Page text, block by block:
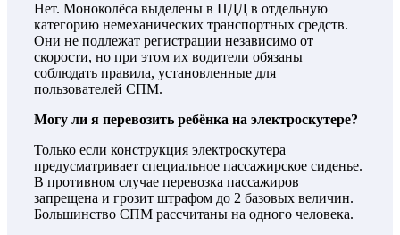
Нет. Моноколёса выделены в ПДД в отдельную
категорию немеханических транспортных средств.
Они не подлежат регистрации независимо от
скорости, но при этом их водители обязаны
соблюдать правила, установленные для
пользователей СПМ.
Могу ли я перевозить ребёнка на электроскутере?
Только если конструкция электроскутера
предусматривает специальное пассажирское сиденье.
В противном случае перевозка пассажиров
запрещена и грозит штрафом до 2 базовых величин.
Большинство СПМ рассчитаны на одного человека.